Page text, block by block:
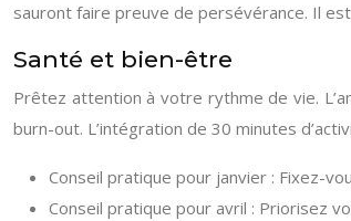
sauront faire preuve de persévérance. Il
Santé et bien-être
Prêtez attention à votre rythme de vie.
burn-out. L’intégration de 30 minutes
Conseil pratique pour janvier : Fixez-
Conseil pratique pour avril : Priorisez